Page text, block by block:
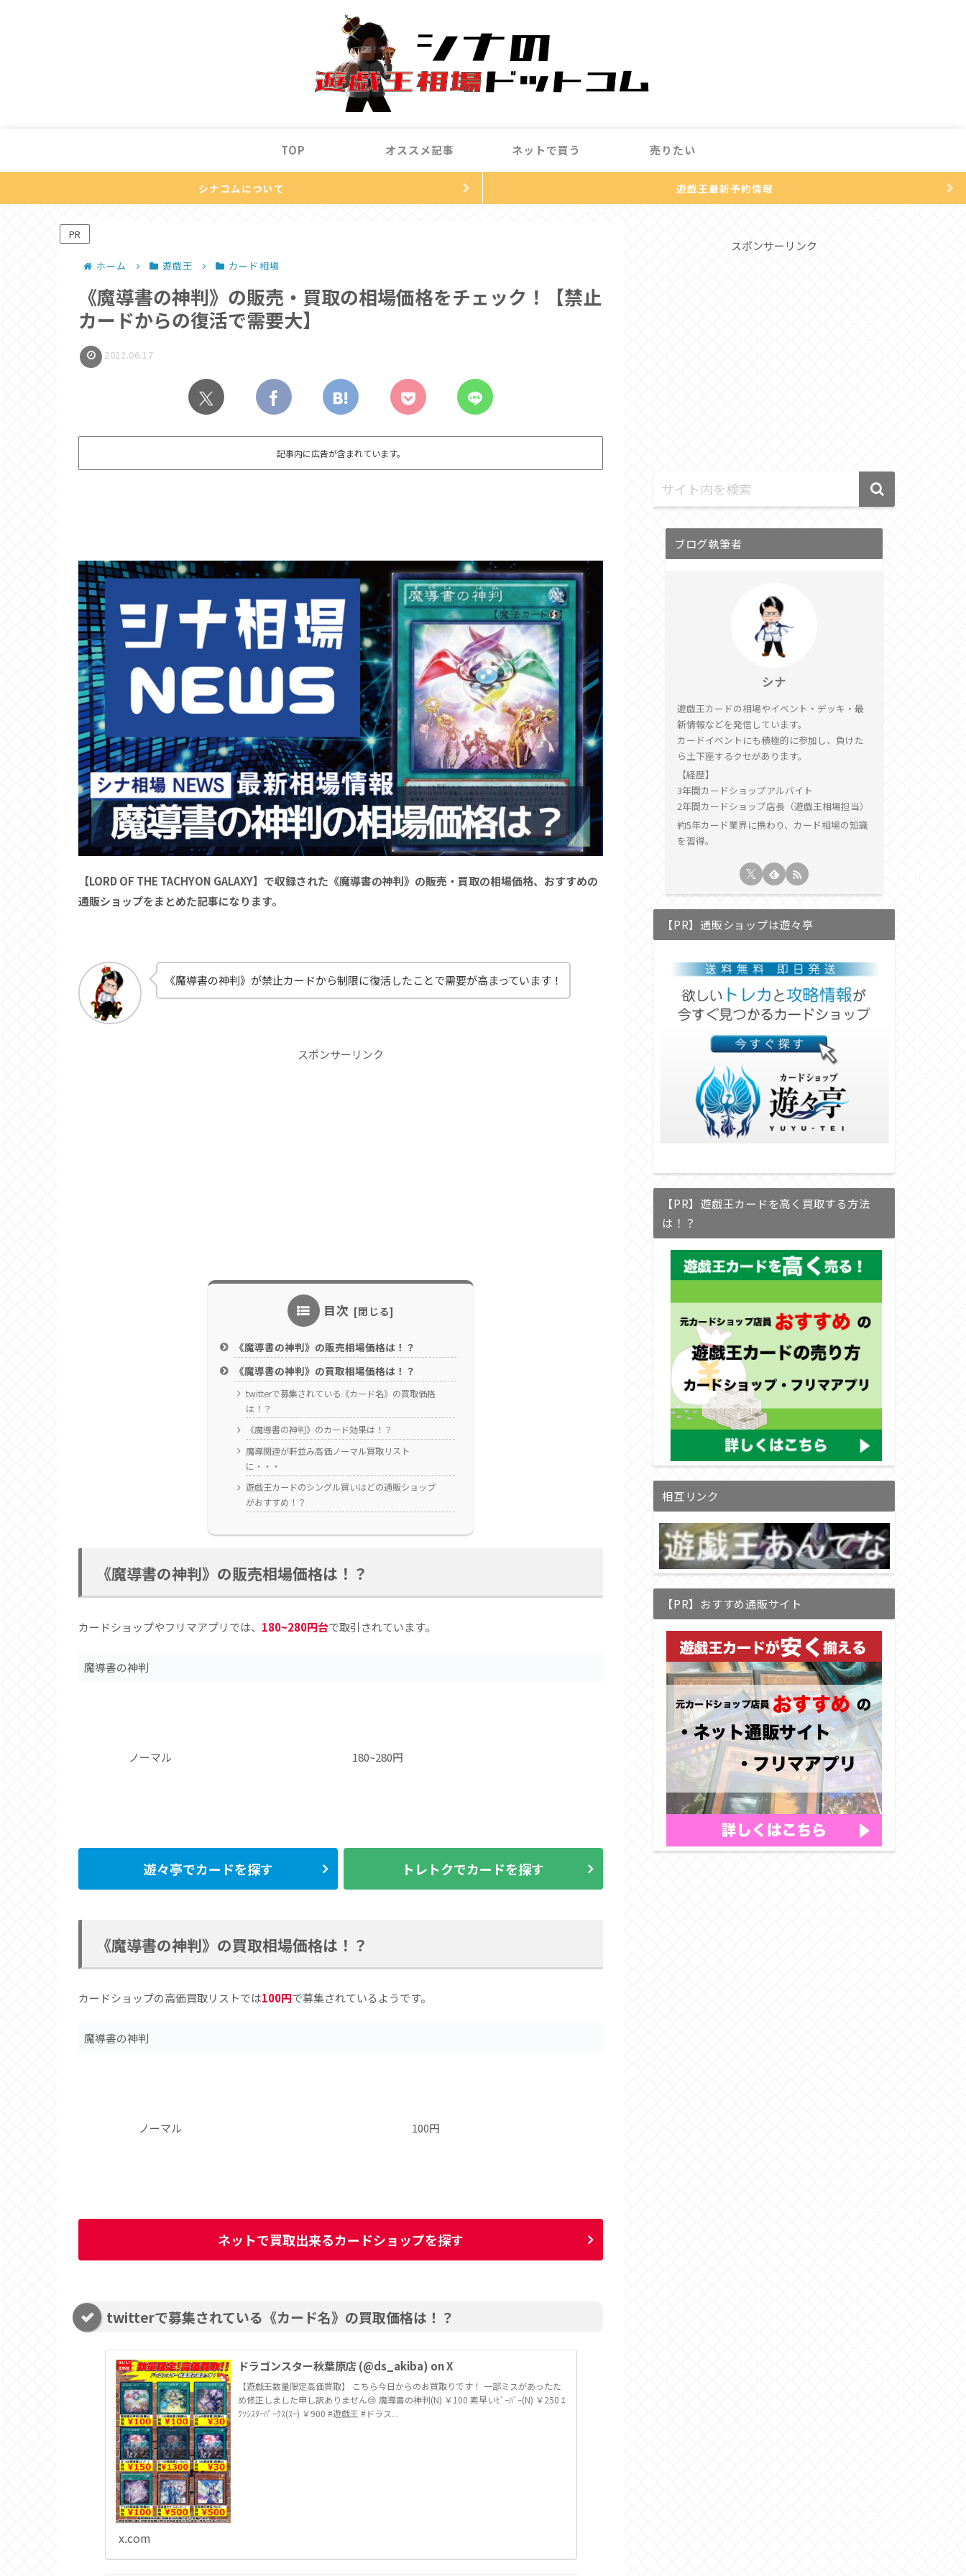
TOP オススメ記事 ネットで買う 売りたい
シナコムについて 遊戯王最新予約情報
PR
ホーム 遊戯王 カード相場
《魔導書の神判》の販売・買取の相場価格をチェック！【禁止
カードからの復活で需要大】
2022.06.17
記事内に広告が含まれています。
【LORD OF THE TACHYON GALAXY】で収録された《魔導書の神判》の販売・買取の相場価格、おすすめの
通販ショップをまとめた記事になります。
《魔導書の神判》が禁止カードから制限に復活したことで需要が高まっています！
スポンサーリンク
目次
《魔導書の神判》の販売相場価格は！？
《魔導書の神判》の買取相場価格は！？
twitterで募集されている《カード名》の買取価格
は！？
《魔導書の神判》のカード効果は！？
魔導関連が軒並み高価ノーマル買取リスト
に・・・
遊戯王カードのシングル買いはどの通販ショップ
がおすすめ！？
《魔導書の神判》の販売相場価格は！？
カードショップやフリマアプリでは、 180~280円台で取引されています。
魔導書の神判
ノーマル 180~280円
遊々亭でカードを探す トレトクでカードを探す
《魔導書の神判》の買取相場価格は！？
カードショップの高価買取リストでは100円で募集されているようです。
魔導書の神判
ノーマル 100円
ネットで買取出来るカードショップを探す
twitterで募集されている《カード名》の買取価格は！？
ドラゴンスター秋葉原店 (@ds_akiba) on X
【遊戯王数量限定高価買取】 こちら今日からのお買取りです！ 一部ミスがあったた
め修正しました申し訳ありません😢 魔導書の神判(N) ￥100 素早いﾋﾞｰﾊﾞｰ(N) ￥250 ｴ
ｸｿｼｽﾀｰﾊﾟｰｸｽ(ｽｰ) ￥900 #遊戯王 #ドラス...
x.com
スポンサーリンク
ブログ執筆者
シナ
遊戯王カードの相場やイベント・デッキ・最
新情報などを発信しています。
カードイベントにも積極的に参加し、負けた
ら土下座するクセがあります。
【経歴】
3年間カードショップアルバイト
2年間カードショップ店長（遊戯王相場担当）
約5年カード業界に携わり、カード相場の知識
を習得。
【PR】通販ショップは遊々亭
【PR】遊戯王カードを高く買取する方法
は！？
相互リンク
【PR】おすすめ通販サイト